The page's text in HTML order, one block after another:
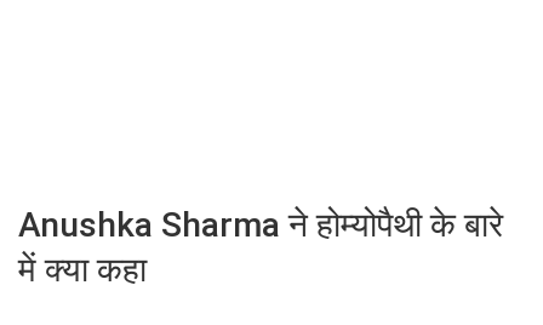
Anushka Sharma ने होम्योपैथी के बारे
में क्या कहा